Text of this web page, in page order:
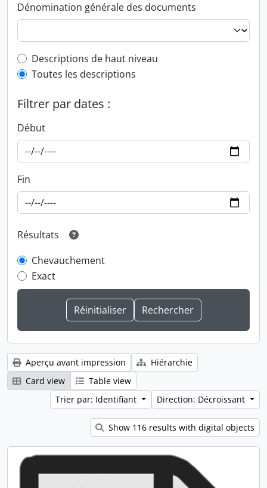
Dénomination générale des documents
Top-level description filter
Descriptions de haut niveau
Toutes les descriptions
Filtrer par dates :
Début
Fin
Résultats
Chevauchement
Exact
Aperçu avant impression
Hiérarchie
Card view
Table view
Trier par: Identifiant
Direction: Décroissant
Show 116 results with digital objects